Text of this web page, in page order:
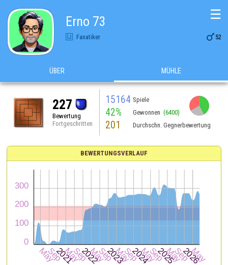
Erno 73
Fanatiker  52
☰
ÜBER MÜHLE
227
Bewertung
Fortgeschritten
15164 Spiele
42% Gewonnen (6400)
201 Durchschn. Gegnerbewertung
BEWERTUNGSVERLAUF